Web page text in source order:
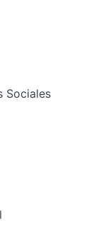
Sociales